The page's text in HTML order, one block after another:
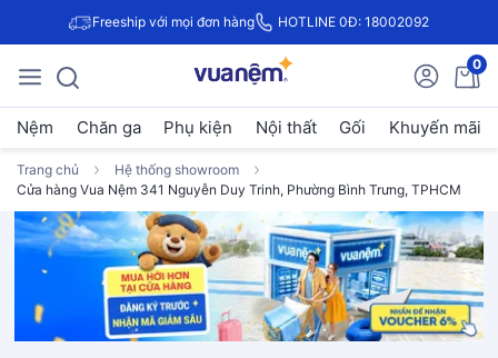
Freeship với mọi đơn hàng HOTLINE 0Đ: 18002092
0
Nệm Chăn ga Phụ kiện Nội thất Gối Khuyến mãi
Trang chủ
Hệ thống showroom
Cửa hàng Vua Nệm 341 Nguyễn Duy Trinh, Phường Bình Trưng, TPHCM